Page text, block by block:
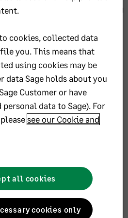
Sie Unternehmenskennzahlen und
und Controlling.
und Kurse zum Modul
das zu Ihnen passt. Stöbern Sie
Learning Angebote zum Thema
cookies, collected data
you. This means that
using cookies may be
data Sage holds about you
Customer or have
data to Sage). For
see our Cookie and
cookies only
all cookies